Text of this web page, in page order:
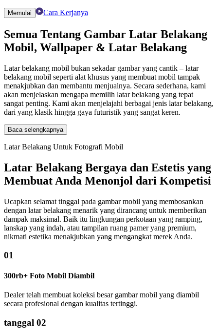
Memulai Cara Kerjanya
Semua Tentang Gambar Latar Belakang
Mobil, Wallpaper & Latar Belakang
Latar belakang mobil bukan sekadar gambar yang cantik – latar
belakang mobil seperti alat khusus yang membuat mobil tampak
menakjubkan dan membantu menjualnya. Secara sederhana, kami
akan menjelaskan mengapa memilih latar belakang yang tepat
sangat penting. Kami akan menjelajahi berbagai jenis latar belakang,
dari yang klasik hingga gaya futuristik yang sangat keren.
Baca selengkapnya
Latar Belakang Untuk Fotografi Mobil
Latar Belakang Bergaya dan Estetis yang
Membuat Anda Menonjol dari Kompetisi
Ucapkan selamat tinggal pada gambar mobil yang membosankan
dengan latar belakang menarik yang dirancang untuk memberikan
dampak maksimal. Baik itu lingkungan perkotaan yang ramping,
lanskap yang indah, atau tampilan ruang pamer yang premium,
nikmati estetika menakjubkan yang mengangkat merek Anda.
01
300rb+ Foto Mobil Diambil
Dealer telah membuat koleksi besar gambar mobil yang diambil
secara profesional dengan kualitas tertinggi.
tanggal 02